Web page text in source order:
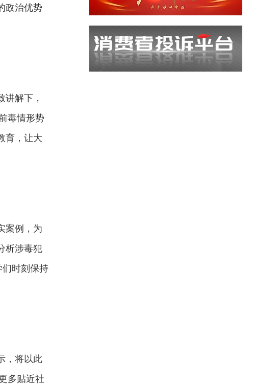
政治优势
解下，
毒情形势
育，让大
案例，为
析涉毒犯
们时刻保持
，将以此
多贴近社